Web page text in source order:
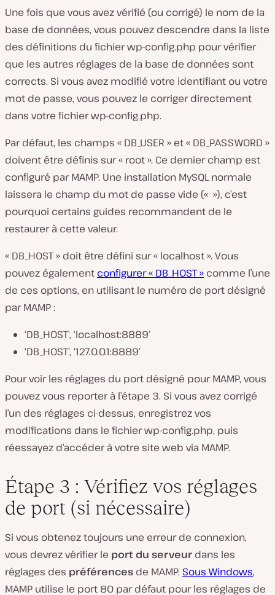
Une fois que vous avez vérifié (ou corrigé) le nom de la
base de données, vous pouvez descendre dans la liste
des définitions du fichierwp-config.php pour vérifier
que les autres réglages de la base de données sont
corrects. Si vous avez modifié votre identifiant ou votre
mot de passe, vous pouvez le corriger directement
dans votre fichierwp-config.php.
Par défaut, les champs « DB_USER » et « DB_PASSWORD »
doivent être définis sur « root ». Ce dernier champ est
configuré par MAMP. Une installation MySQL normale
laissera le champ du mot de passe vide (« »), c’est
pourquoi certains guides recommandent de le
restaurer à cette valeur.
« DB_HOST » doit être défini sur « localhost ». Vous
pouvez également configurer « DB_HOST » comme l’une
de ces options, en utilisant le numéro de port désigné
par MAMP :
‘DB_HOST’, ‘localhost:8889’
‘DB_HOST’, ‘127.0.0.1:8889’
Pour voir les réglages du port désigné pour MAMP, vous
pouvez vous reporter à l’étape 3. Si vous avez corrigé
l’un des réglages ci-dessus, enregistrez vos
modifications dans le fichierwp-config.php, puis
réessayez d’accéder à votre site web via MAMP.
Étape 3 : Vérifiez vos réglages
de port (si nécessaire)
Si vous obtenez toujours une erreur de connexion,
vous devrez vérifier le port du serveur dans les
réglages des préférences de MAMP. Sous Windows,
MAMP utilise le port 80 par défaut pour les réglages de